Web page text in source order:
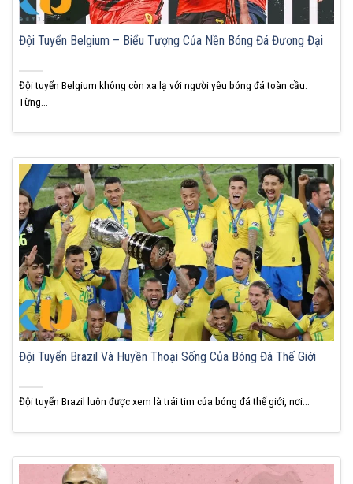
Đội Tuyển Belgium – Biểu Tượng Của Nền Bóng Đá Đương Đại
Đội tuyển Belgium không còn xa lạ với người yêu bóng đá toàn cầu.
Từng...
Đội Tuyển Brazil Và Huyền Thoại Sống Của Bóng Đá Thế Giới
Đội tuyển Brazil luôn được xem là trái tim của bóng đá thế giới, nơi...